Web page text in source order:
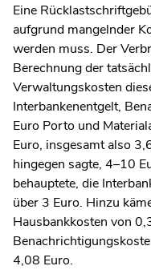
Eine
aufgrund mangelnder
werden muss. Der
Berechnung der
Verwaltungskosten
Interbankenentgelt,
Euro Porto und
Euro, insgesamt also
hingegen sagte, 4–10
behauptete, die
über 3 Euro. Hinzu
Hausbankkosten von
4,08 Euro.